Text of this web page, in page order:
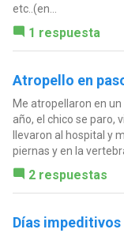
etc..(en...
1 respuesta
Atropello en
Me atropellaron en
año, el chico se paro,
llevaron al hospital y
piernas y en la
2 respuestas
Días impeditivos